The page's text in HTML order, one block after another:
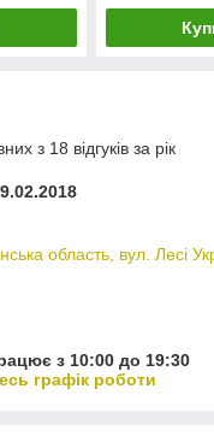
з 18 відгуків за рік
область, вул. Лесі
з 10:00 до 19:30
графік роботи